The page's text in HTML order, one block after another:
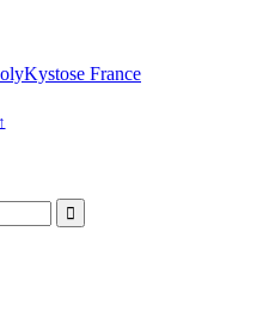
France
↑
